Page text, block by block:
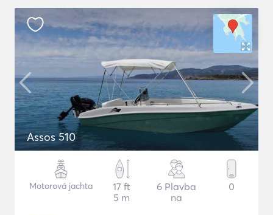
Assos 510
Motorová jachta
17 ft
5 m
6 Plavba
na
0